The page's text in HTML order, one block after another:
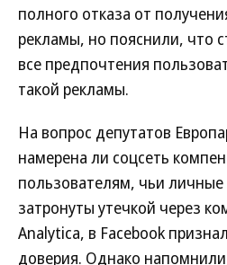
полного отказа от
рекламы, но пояснили, что
все предпочтения
такой рекламы.
На вопрос депутатов
намерена ли соцсеть
пользователям, чьи
затронуты утечкой через
Analytica, в Facebook
доверия. Однако